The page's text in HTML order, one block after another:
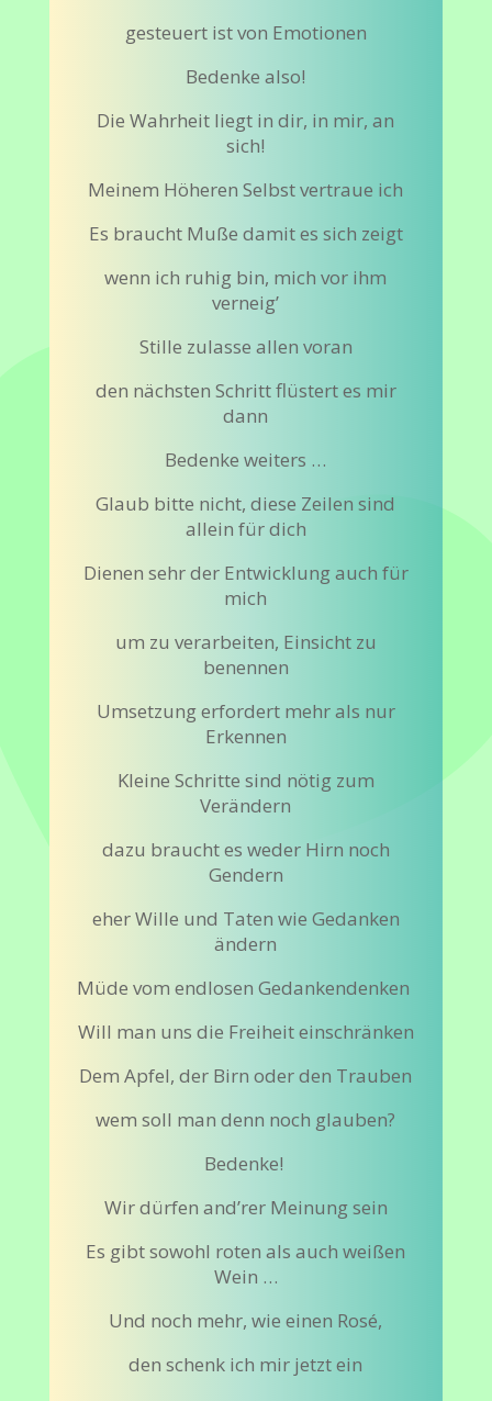
gesteuert ist von Emotionen
Bedenke also!
Die Wahrheit liegt in dir, in mir, an
sich!
Meinem Höheren Selbst vertraue ich
Es braucht Muße damit es sich zeigt
wenn ich ruhig bin, mich vor ihm
verneig’
Stille zulasse allen voran
den nächsten Schritt flüstert es mir
dann
Bedenke weiters …
Glaub bitte nicht, diese Zeilen sind
allein für dich
Dienen sehr der Entwicklung auch für
mich
um zu verarbeiten, Einsicht zu
benennen
Umsetzung erfordert mehr als nur
Erkennen
Kleine Schritte sind nötig zum
Verändern
dazu braucht es weder Hirn noch
Gendern
eher Wille und Taten wie Gedanken
ändern
Müde vom endlosen Gedankendenken
Will man uns die Freiheit einschränken
Dem Apfel, der Birn oder den Trauben
wem soll man denn noch glauben?
Bedenke!
Wir dürfen and’rer Meinung sein
Es gibt sowohl roten als auch weißen
Wein …
Und noch mehr, wie einen Rosé,
den schenk ich mir jetzt ein